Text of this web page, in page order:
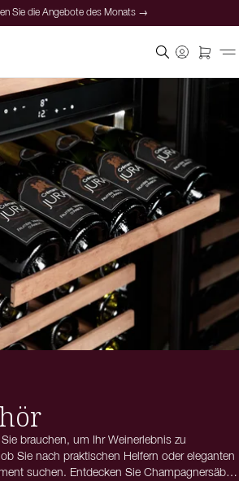
Sie die Angebote des Monats →
brauchen, um Ihr Weinerlebnis zu
Sie nach praktischen Helfern oder eleganten
suchen. Entdecken Sie Champagnersäbel,